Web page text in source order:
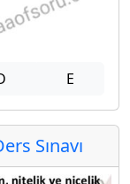
E
Sınavı